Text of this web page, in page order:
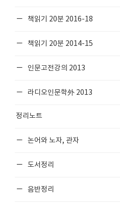
책읽기 20분 2016-18
책읽기 20분 2014-15
인문고전강의 2013
라디오인문학外 2013
정리노트
논어와 노자, 관자
도서정리
음반정리